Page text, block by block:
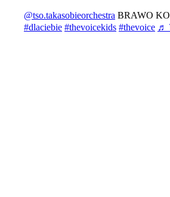
@tso.takasobieorchestra BRAWO
#dlaciebie #thevoicekids #thevoice ♬